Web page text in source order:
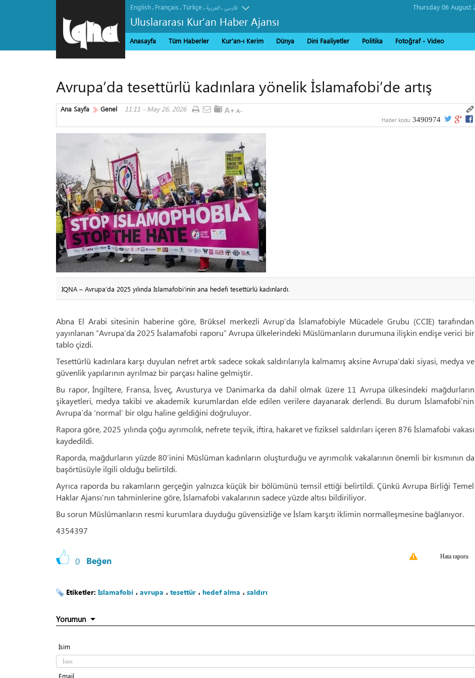
English. Français.Türkçe. العربیة.فارسی
Uluslararası Kur’an Haber Ajansı
Anasayfa Tüm Haberler Kur'an-ı Kerim Dünya Dini Faaliyetler Politika Fotoğraf - Video
Avrupa’da tesettürlü kadınlara yönelik İslamafobi’de artış
Ana Sayfa Genel 11:11 - May 26, 2026
Haber kodu: 3490974
IQNA – Avrupa’da 2025 yılında İslamafobi’inin ana hedefi tesettürlü kadınlardı.
Abna El Arabi sitesinin haberine göre, Brüksel merkezli Avrup’da İslamafobiyle Mücadele Grubu (CCIE) tarafından
yayınlanan “Avrupa’da 2025 İsalamafobi raporu” Avrupa ülkelerindeki Müslümanların durumuna ilişkin endişe verici bir
tablo çizdi.
Tesettürlü kadınlara karşı duyulan nefret artık sadece sokak saldırılarıyla kalmamış aksine Avrupa’daki siyasi, medya ve
güvenlik yapılarının ayrılmaz bir parçası haline gelmiştir.
Bu rapor, İngiltere, Fransa, İsveç, Avusturya ve Danimarka da dahil olmak üzere 11 Avrupa ülkesindeki mağdurların
şikayetleri, medya takibi ve akademik kurumlardan elde edilen verilere dayanarak derlendi. Bu durum İslamafobi’nin
Avrupa’da ‘normal’ bir olgu haline geldiğini doğruluyor.
Rapora göre, 2025 yılında çoğu ayrımcılık, nefrete teşvik, iftira, hakaret ve fiziksel saldırıları içeren 876 İslamafobi vakası
kaydedildi.
Raporda, mağdurların yüzde 80’inini Müslüman kadınların oluşturduğu ve ayrımcılık vakalarının önemli bir kısmının da
başörtüsüyle ilgili olduğu belirtildi.
Ayrıca raporda bu rakamların gerçeğin yalnızca küçük bir bölümünü temsil ettiği belirtildi. Çünkü Avrupa Birliği Temel
Haklar Ajansı’nın tahminlerine göre, İslamafobi vakalarının sadece yüzde altısı bildiriliyor.
Bu sorun Müslümanların resmi kurumlara duyduğu güvensizliğe ve İslam karşıtı iklimin normalleşmesine bağlanıyor.
4354397
0 Beğen Hata raporu
Etiketler: Islamafobi ، avrupa ، tesettür ، hedef alma ، saldırı
Yorumun
İsim
Email